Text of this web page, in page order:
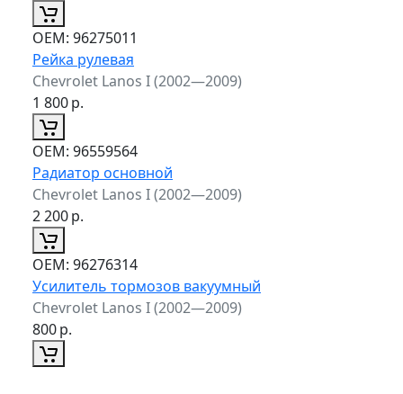
ОЕМ: 96275011
Рейка рулевая
Chevrolet Lanos I (2002—2009)
1 800р.
ОЕМ: 96559564
Радиатор основной
Chevrolet Lanos I (2002—2009)
2 200р.
ОЕМ: 96276314
Усилитель тормозов вакуумный
Chevrolet Lanos I (2002—2009)
800р.